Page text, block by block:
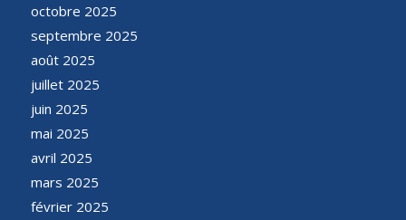
octobre 2025
septembre 2025
août 2025
juillet 2025
juin 2025
mai 2025
avril 2025
mars 2025
février 2025